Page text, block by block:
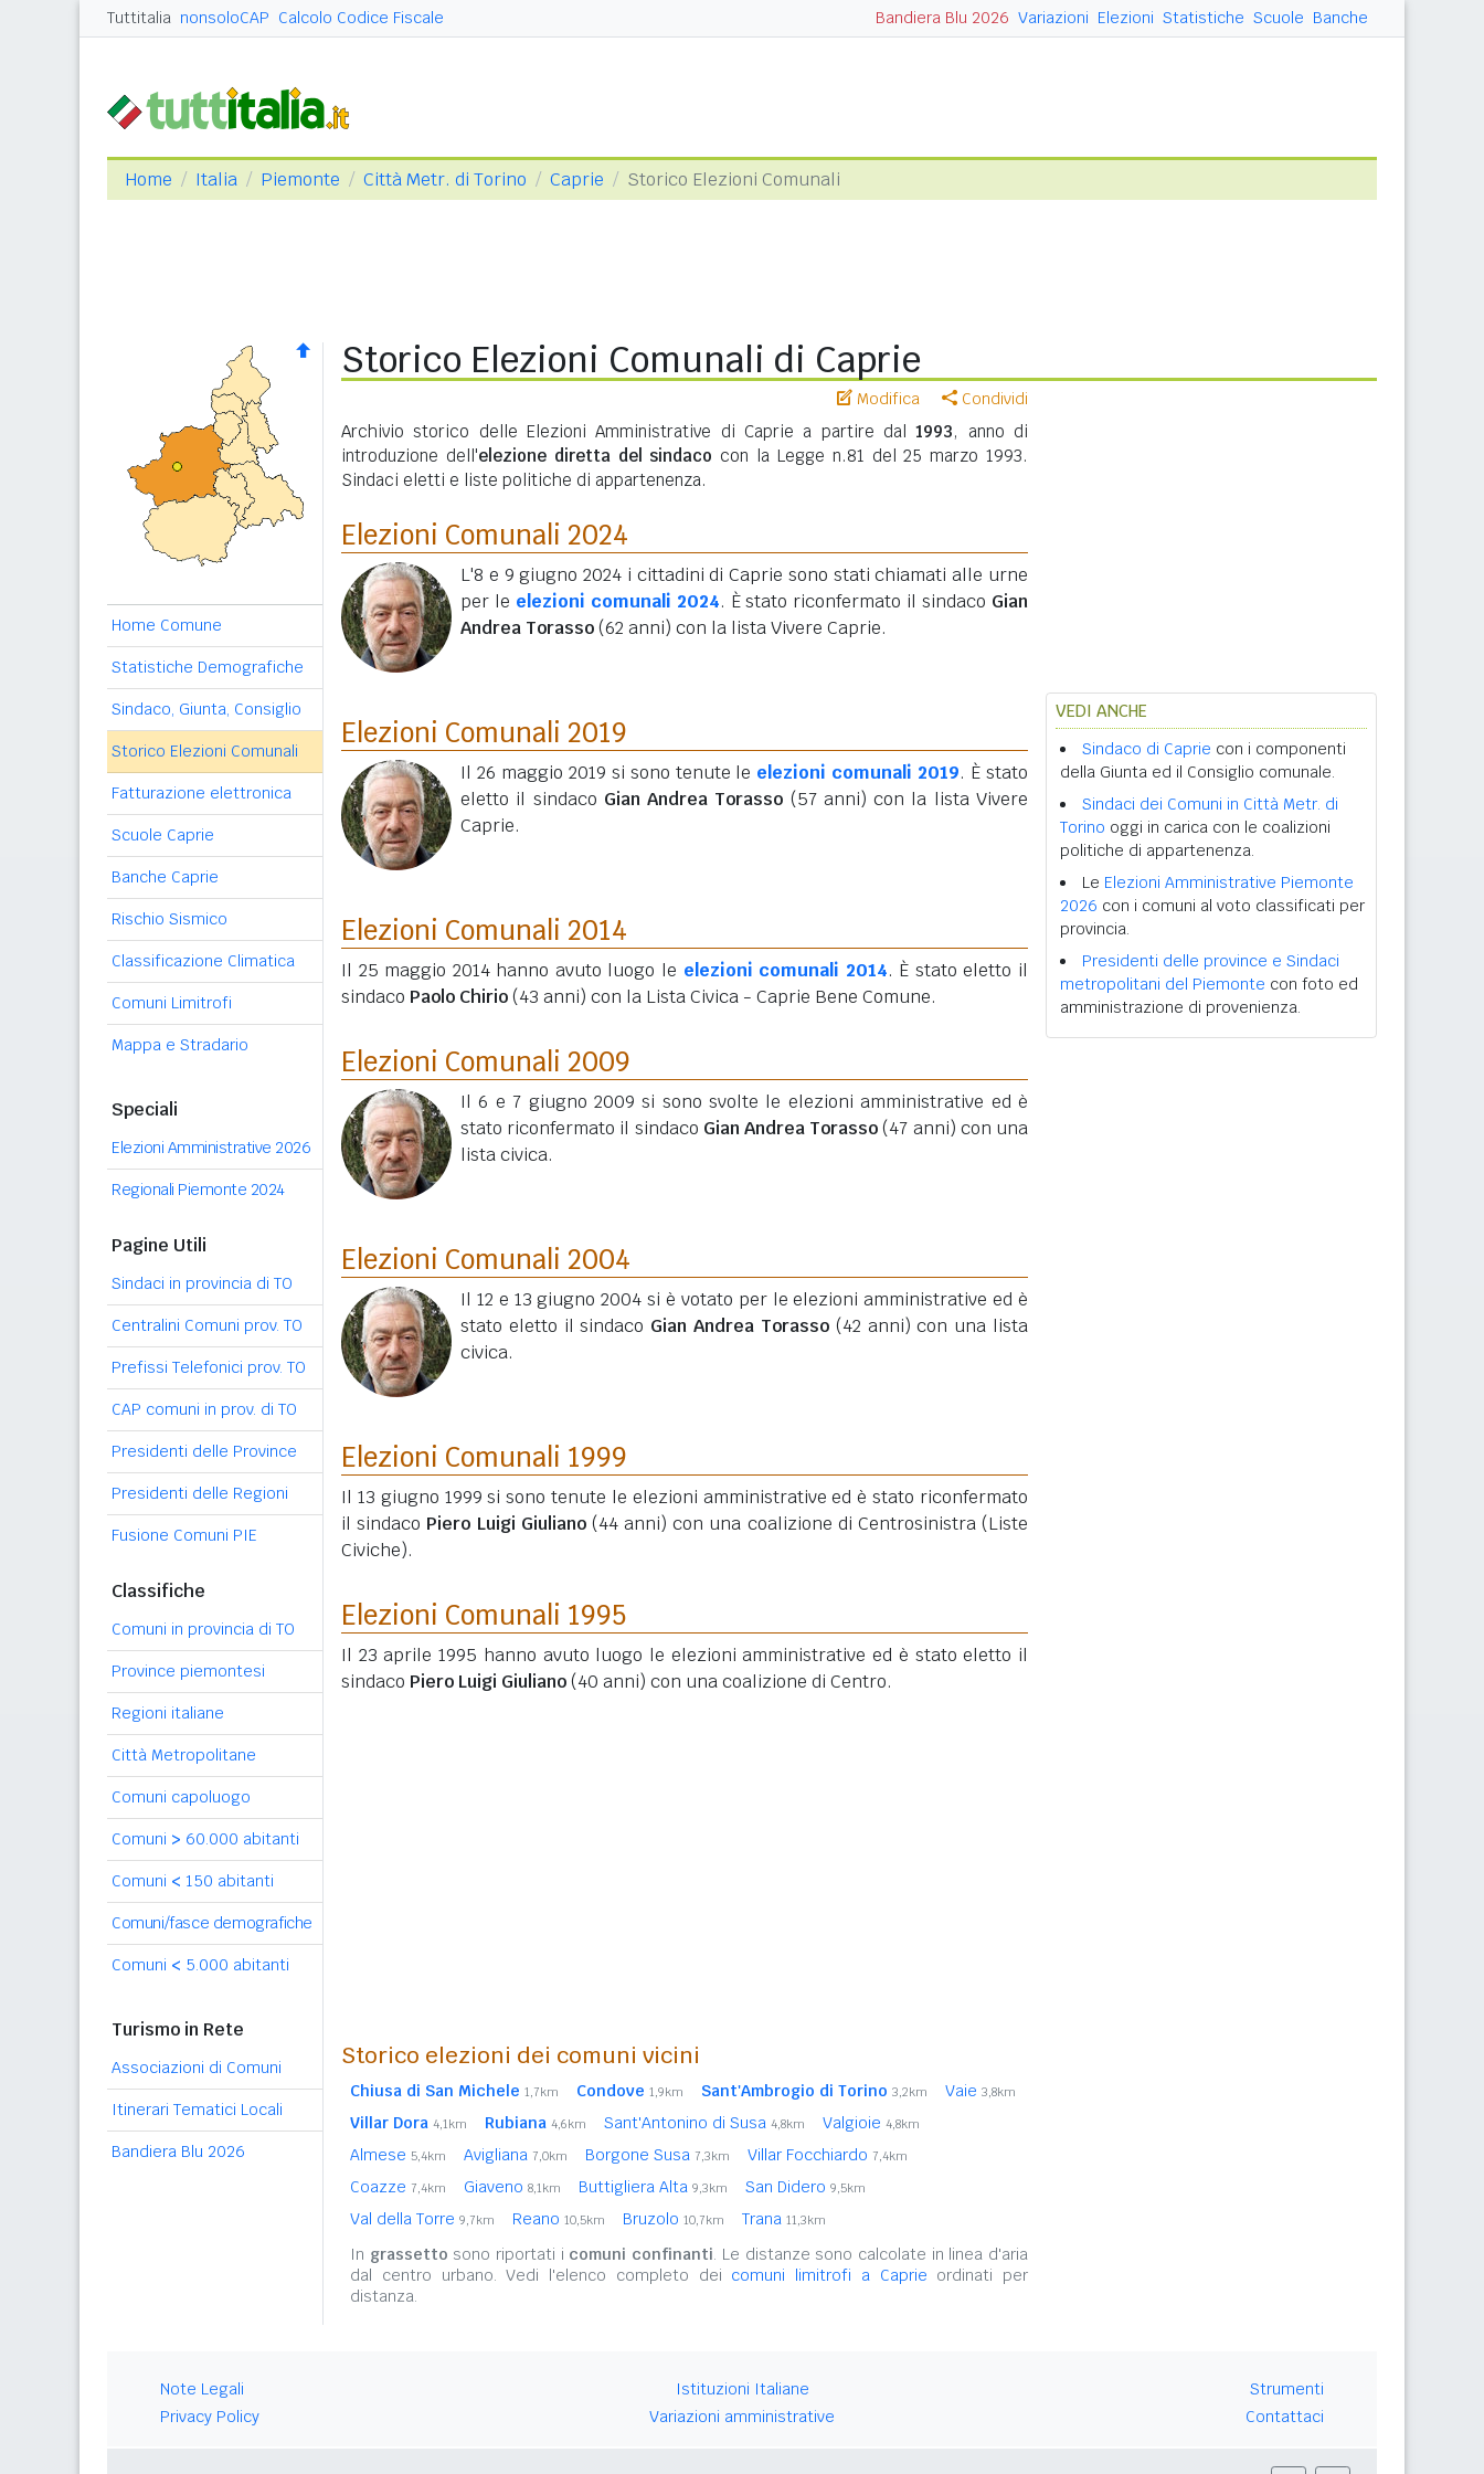
Tuttitalia nonsoloCAP Calcolo Codice Fiscale Bandiera Blu 2026 Variazioni Elezioni Statistiche Scuole Banche
Home Italia Piemonte Città Metr. di Torino Caprie Storico Elezioni Comunali
Home Comune
Statistiche Demografiche
Sindaco, Giunta, Consiglio
Storico Elezioni Comunali
Fatturazione elettronica
Scuole Caprie
Banche Caprie
Rischio Sismico
Classificazione Climatica
Comuni Limitrofi
Mappa e Stradario
Speciali
Elezioni Amministrative 2026
Regionali Piemonte 2024
Pagine Utili
Sindaci in provincia di TO
Centralini Comuni prov. TO
Prefissi Telefonici prov. TO
CAP comuni in prov. di TO
Presidenti delle Province
Presidenti delle Regioni
Fusione Comuni PIE
Classifiche
Comuni in provincia di TO
Province piemontesi
Regioni italiane
Città Metropolitane
Comuni capoluogo
Comuni > 60.000 abitanti
Comuni < 150 abitanti
Comuni/fasce demografiche
Comuni < 5.000 abitanti
Turismo in Rete
Associazioni di Comuni
Itinerari Tematici Locali
Bandiera Blu 2026
Storico Elezioni Comunali di Caprie
Modifica Condividi
Archivio storico delle Elezioni Amministrative di Caprie a partire dal1993, anno di
introduzione dell'elezione diretta del sindaco con la Legge n.81 del 25 marzo 1993.
Sindaci eletti e liste politiche di appartenenza.
Elezioni Comunali 2024
L'8 e 9 giugno 2024 i cittadini di Caprie sono stati chiamati alle urne
per le elezioni comunali 2024. È stato riconfermato il sindaco Gian
Andrea Torasso(62 anni) con la lista Vivere Caprie.
Elezioni Comunali 2019
Il 26 maggio 2019 si sono tenute le elezioni comunali 2019. È stato
eletto il sindaco Gian Andrea Torasso (57 anni) con la lista Vivere
Caprie.
Elezioni Comunali 2014
Il 25 maggio 2014 hanno avuto luogo le elezioni comunali 2014. È stato eletto il
sindaco Paolo Chirio(43 anni) con la Lista Civica - Caprie Bene Comune.
Elezioni Comunali 2009
Il 6 e 7 giugno 2009 si sono svolte le elezioni amministrative ed è
stato riconfermato il sindaco Gian Andrea Torasso (47 anni) con una
lista civica.
Elezioni Comunali 2004
Il 12 e 13 giugno 2004 si è votato per le elezioni amministrative ed è
stato eletto il sindaco Gian Andrea Torasso (42 anni) con una lista
civica.
Elezioni Comunali 1999
Il 13 giugno 1999 si sono tenute le elezioni amministrative ed è stato riconfermato
il sindaco Piero Luigi Giuliano (44 anni) con una coalizione di Centrosinistra (Liste
Civiche).
Elezioni Comunali 1995
Il 23 aprile 1995 hanno avuto luogo le elezioni amministrative ed è stato eletto il
sindaco Piero Luigi Giuliano(40 anni) con una coalizione di Centro.
Storico elezioni dei comuni vicini
Chiusa di San Michele 1,7km Condove 1,9km Sant'Ambrogio di Torino 3,2km Vaie 3,8km
Villar Dora 4,1km Rubiana 4,6km Sant'Antonino di Susa 4,8km Valgioie 4,8km
Almese 5,4km Avigliana 7,0km Borgone Susa 7,3km Villar Focchiardo 7,4km
Coazze 7,4km Giaveno 8,1km Buttigliera Alta 9,3km San Didero 9,5km
Val della Torre 9,7km Reano 10,5km Bruzolo 10,7km Trana 11,3km
In grassetto sono riportati i comuni confinanti. Le distanze sono calcolate in linea d'aria
dal centro urbano. Vedi l'elenco completo dei comuni limitrofi a Caprie ordinati per
distanza.
VEDI ANCHE
Sindaco di Caprie con i componenti
della Giunta ed il Consiglio comunale.
Sindaci dei Comuni in Città Metr. di
Torino oggi in carica con le coalizioni
politiche di appartenenza.
Le Elezioni Amministrative Piemonte
2026 con i comuni al voto classificati per
provincia.
Presidenti delle province e Sindaci
metropolitani del Piemonte con foto ed
amministrazione di provenienza.
Note Legali
Privacy Policy
Istituzioni Italiane
Variazioni amministrative
Strumenti
Contattaci